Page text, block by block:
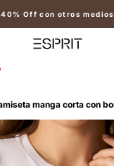
40% Off con otros medios